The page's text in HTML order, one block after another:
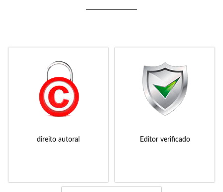
direito autoral Editor verificado